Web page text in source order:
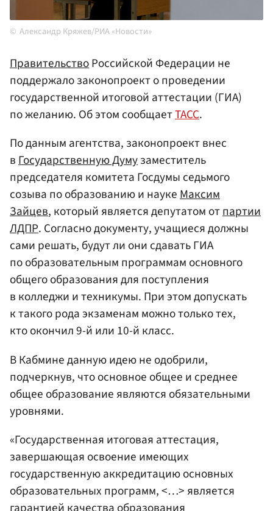
Александр Кряжев/РИА «Новости»
ПравительствоРоссийской Федерации не
поддержало законопроект о проведении
государственной итоговой аттестации (ГИА)
по желанию. Об этом сообщаетТАСС.
По данным агентства, законопроект внес
вГосударственную Думузаместитель
председателя комитета Госдумы седьмого
созыва по образованию и наукеМаксим
Зайцев, который является депутатом отпартии
ЛДПР. Согласно документу, учащиеся должны
сами решать, будут ли они сдавать ГИА
по образовательным программам основного
общего образования для поступления
в колледжи и техникумы. При этом допускать
к такого рода экзаменам можно только тех,
кто окончил 9-й или 10-й класс.
В Кабмине данную идею не одобрили,
подчеркнув, что основное общее и среднее
общее образование являются обязательными
уровнями.
«Государственная итоговая аттестация,
завершающая освоение имеющих
государственную аккредитацию основных
образовательных программ, <…> является